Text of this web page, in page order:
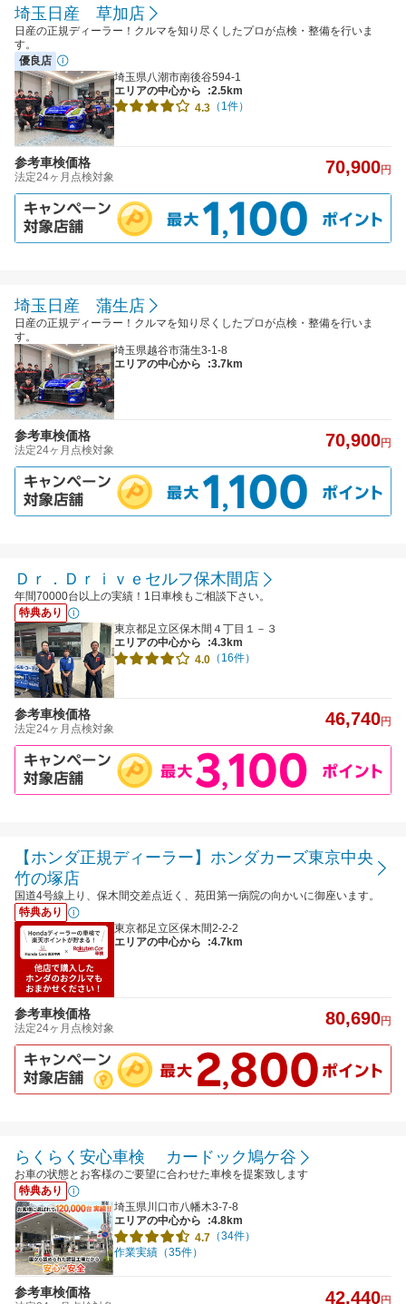
埼玉日産 草加店
日産の正規ディーラー！クルマを知り尽くしたプロが点検・整備を行いま
す。
優良店
埼玉県八潮市南後谷594-1
エリアの中心から
:2.5km
4.3 （1件）
参考車検価格
法定24ヶ月点検対象 70,900円
埼玉日産 蒲生店
日産の正規ディーラー！クルマを知り尽くしたプロが点検・整備を行いま
す。
埼玉県越谷市蒲生3-1-8
エリアの中心から
:3.7km
参考車検価格
法定24ヶ月点検対象 70,900円
Ｄｒ．Ｄｒｉｖｅセルフ保木間店
年間70000台以上の実績！1日車検もご相談下さい。
特典あり
東京都足立区保木間４丁目１－３
エリアの中心から
:4.3km
4.0 （16件）
参考車検価格
法定24ヶ月点検対象 46,740円
【ホンダ正規ディーラー】ホンダカーズ東京中央
竹の塚店
国道4号線上り、保木間交差点近く、苑田第一病院の向かいに御座います。
特典あり
東京都足立区保木間2-2-2
エリアの中心から
:4.7km
参考車検価格
法定24ヶ月点検対象 80,690円
らくらく安心車検 カードック鳩ケ谷
お車の状態とお客様のご要望に合わせた車検を提案致します
特典あり
埼玉県川口市八幡木3-7-8
エリアの中心から
:4.8km
4.7 （34件）
作業実績（35件）
参考車検価格 42,440円